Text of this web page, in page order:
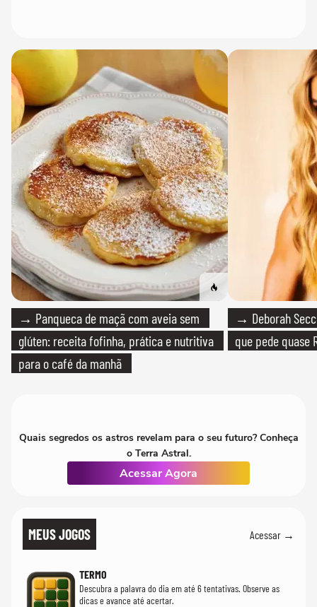
→ Panqueca de maçã com aveia sem
glúten: receita fofinha, prática e nutritiva
para o café da manhã
→ Deborah
que pede quase
Quais segredos os astros revelam para o seu futuro? Conheça
o Terra Astral.
Acessar Agora
MEUS JOGOS Acessar →
TERMO
Descubra a palavra do dia em até 6 tentativas. Observe as
dicas e avance até acertar.